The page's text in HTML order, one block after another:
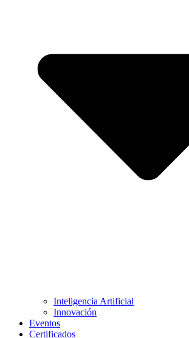
Inteligencia Artificial
Innovación
Eventos
Certificados